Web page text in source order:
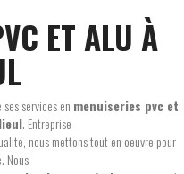
ET ALU À
services en menuiseries pvc et
. Entreprise
nous mettons tout en oeuvre pour
Nous